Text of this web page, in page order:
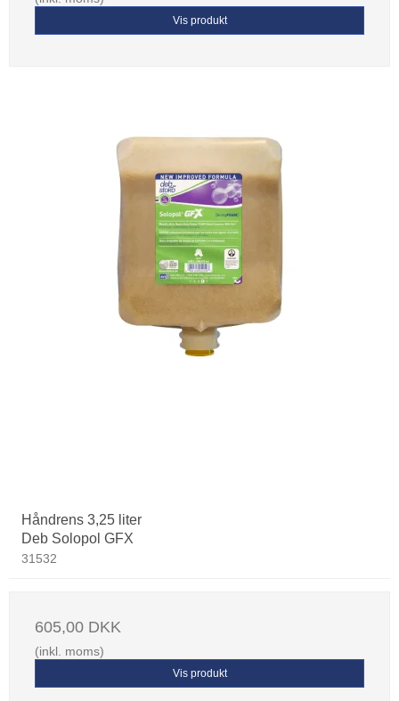
Vis produkt
Håndrens 3,25 liter
Deb Solopol GFX
31532
605,00 DKK
(inkl. moms)
Vis produkt